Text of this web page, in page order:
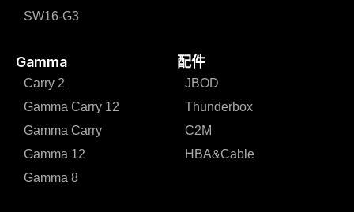
SW16-G3
Gamma 配件
Carry 2
Gamma Carry 12
Gamma Carry
Gamma 12
Gamma 8
JBOD
Thunderbox
C2M
HBA&Cable